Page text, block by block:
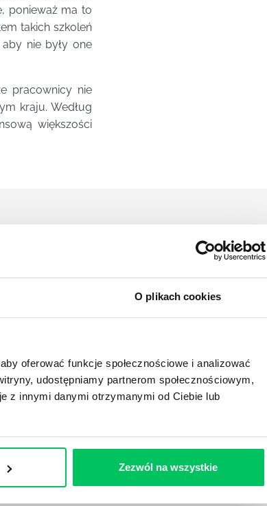
O plikach cookies
oferować funkcje społecznościowe i analizować
udostępniamy partnerom społecznościowym,
z innymi danymi otrzymanymi od Ciebie lub
Zezwól na wszystkie
ponieważ ma to
takich szkoleń
nie były one
pracownicy nie
kraju. Według
większości
przepisy wejdą w życie? Od kiedy ich
pewno liczyć?
że określona jest w niej także dokładnie
Jak to w zasadzie dokładniej wygląda? Czy z
dokładniej ono polega? Kogo w zasadzie
pokrótce poniżej.